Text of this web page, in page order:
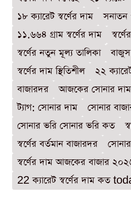
১৮ ক্যারেট স্বর্ণের দাম
সনাতন
১১.৬৬৪ গ্রাম স্বর্ণের দাম
স্বর্ণের নতুন মূল্য তালিকা
স্বর্ণের দাম স্থিতিশীল
২২
বাজারদর
আজকের সোনার দাম
ট্যাগ: সোনার দাম
সোনার
সোনার ভরি সোনার ভরি কত
স্বর্ণের বর্তমান বাজারদর
স্বর্ণের দাম আজকের বাজার
22 ক্যারেট স্বর্ণের দাম কত